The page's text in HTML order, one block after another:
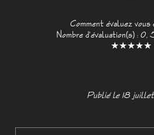
Comment évaluez vous
Nombre d'évaluation(s) : 0,
★★★★★
Publié le 18